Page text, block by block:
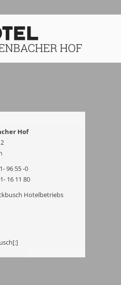
Hof
96 55 -0
16 11 80
Hotelbetriebs